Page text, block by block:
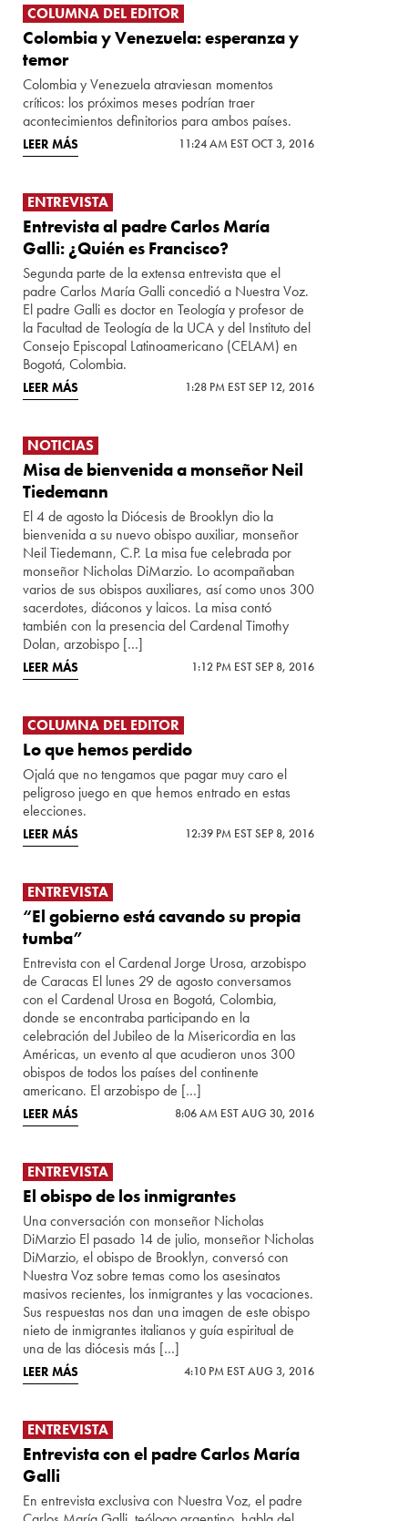
COLUMNA DEL EDITOR
Colombia y Venezuela: esperanza y
temor
Colombia y Venezuela atraviesan momentos
críticos: los próximos meses podrían traer
acontecimientos definitorios para ambos países.
LEER MÁS 11:24 AM EST OCT 3, 2016
ENTREVISTA
Entrevista al padre Carlos María
Galli: ¿Quién es Francisco?
Segunda parte de la extensa entrevista que el
padre Carlos María Galli concedió a Nuestra Voz.
El padre Galli es doctor en Teología y profesor de
la Facultad de Teología de la UCA y del Instituto del
Consejo Episcopal Latinoamericano (CELAM) en
Bogotá, Colombia.
LEER MÁS 1:28 PM EST SEP 12, 2016
NOTICIAS
Misa de bienvenida a monseñor Neil
Tiedemann
El 4 de agosto la Diócesis de Brooklyn dio la
bienvenida a su nuevo obispo auxiliar, monseñor
Neil Tiedemann, C.P. La misa fue celebrada por
monseñor Nicholas DiMarzio. Lo acompañaban
varios de sus obispos auxiliares, así como unos 300
sacerdotes, diáconos y laicos. La misa contó
también con la presencia del Cardenal Timothy
Dolan, arzobispo […]
LEER MÁS 1:12 PM EST SEP 8, 2016
COLUMNA DEL EDITOR
Lo que hemos perdido
Ojalá que no tengamos que pagar muy caro el
peligroso juego en que hemos entrado en estas
elecciones.
LEER MÁS 12:39 PM EST SEP 8, 2016
ENTREVISTA
“El gobierno está cavando su propia
tumba”
Entrevista con el Cardenal Jorge Urosa, arzobispo
de Caracas El lunes 29 de agosto conversamos
con el Cardenal Urosa en Bogotá, Colombia,
donde se encontraba participando en la
celebración del Jubileo de la Misericordia en las
Américas, un evento al que acudieron unos 300
obispos de todos los países del continente
americano. El arzobispo de […]
LEER MÁS 8:06 AM EST AUG 30, 2016
ENTREVISTA
El obispo de los inmigrantes
Una conversación con monseñor Nicholas
DiMarzio El pasado 14 de julio, monseñor Nicholas
DiMarzio, el obispo de Brooklyn, conversó con
Nuestra Voz sobre temas como los asesinatos
masivos recientes, los inmigrantes y las vocaciones.
Sus respuestas nos dan una imagen de este obispo
nieto de inmigrantes italianos y guía espiritual de
una de las diócesis más […]
LEER MÁS 4:10 PM EST AUG 3, 2016
ENTREVISTA
Entrevista con el padre Carlos María
Galli
En entrevista exclusiva con Nuestra Voz, el padre